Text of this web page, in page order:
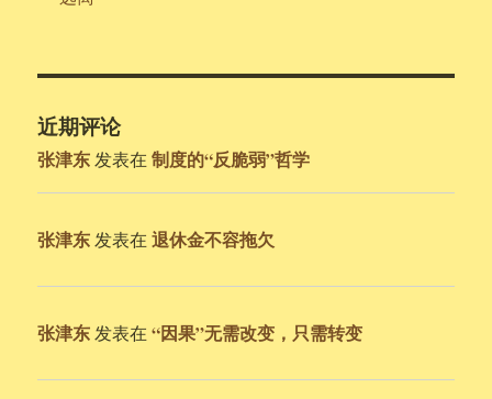
近期评论
张津东 发表在制度的“反脆弱”哲学
张津东 发表在退休金不容拖欠
张津东 发表在“因果”无需改变，只需转变